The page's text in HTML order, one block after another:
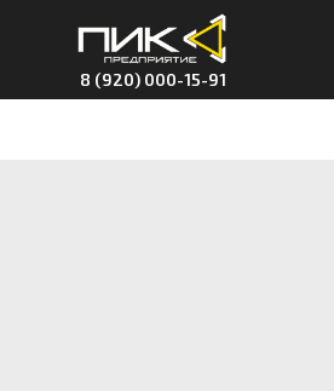
8 (920) 000-15-91